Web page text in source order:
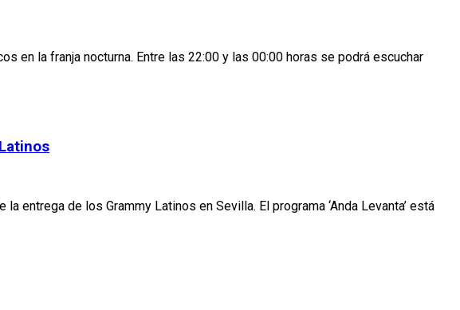
en la franja nocturna. Entre las 22:00 y las 00:00 horas se podrá escuchar
entrega de los Grammy Latinos en Sevilla. El programa ‘Anda Levanta’ está